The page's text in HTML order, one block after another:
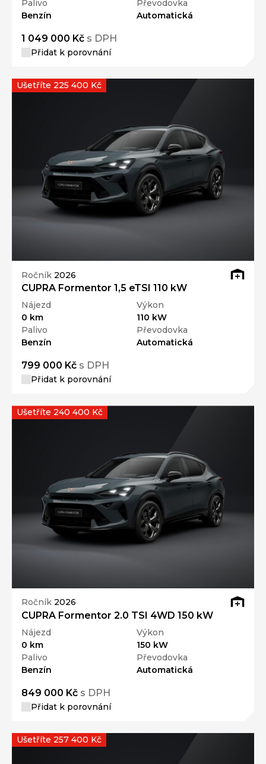
Palivo
Benzín
Převodovka
Automatická
1 049 000 Kč s DPH
Přidat k porovnání
Ročník 2026
CUPRA Formentor 1,5 eTSI 110 kW
Nájezd
0 km
Výkon
110 kW
Palivo
Benzín
Převodovka
Automatická
799 000 Kč s DPH
Přidat k porovnání
Ušetříte 225 400 Kč
Ročník 2026
CUPRA Formentor 2.0 TSI 4WD 150 kW
Nájezd
0 km
Výkon
150 kW
Palivo
Benzín
Převodovka
Automatická
849 000 Kč s DPH
Přidat k porovnání
Ušetříte 240 400 Kč
Ušetříte 257 400 Kč